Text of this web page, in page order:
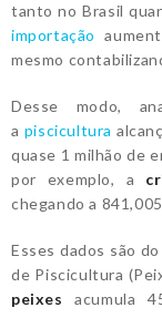
tanto no Brasil
importação
mesmo
Desse modo,
a piscicultura
quase 1 milhão de
por exemplo, a
chegando a
Esses dados são
de Piscicultura
peixes acumula